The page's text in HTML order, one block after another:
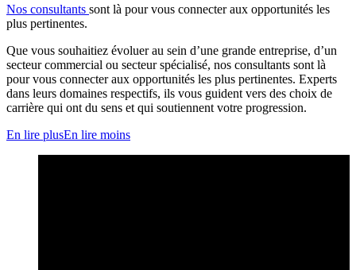
Nos consultants sont là pour vous connecter aux opportunités les
plus pertinentes.
Que vous souhaitiez évoluer au sein d’une grande entreprise, d’un
secteur commercial ou secteur spécialisé, nos consultants sont là
pour vous connecter aux opportunités les plus pertinentes. Experts
dans leurs domaines respectifs, ils vous guident vers des choix de
carrière qui ont du sens et qui soutiennent votre progression.
En lire plusEn lire moins